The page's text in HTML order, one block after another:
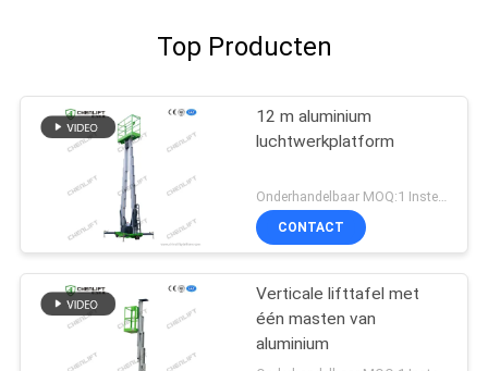
Top Producten
12 m aluminium
luchtwerkplatform
Onderhandelbaar MOQ:1 Instellen
CONTACT
Verticale lifttafel met
één masten van
aluminium